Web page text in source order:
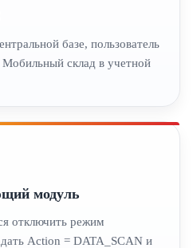
базе, пользователь
склад в учетной
модуль
отключить режим
Action = DATA_SCAN и